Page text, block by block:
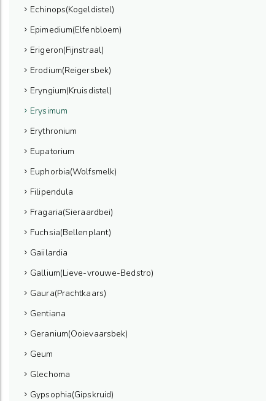
Echinops(Kogeldistel)
Epimedium(Elfenbloem)
Erigeron(Fijnstraal)
Erodium(Reigersbek)
Eryngium(Kruisdistel)
Erysimum
Erythronium
Eupatorium
Euphorbia(Wolfsmelk)
Filipendula
Fragaria(Sieraardbei)
Fuchsia(Bellenplant)
Gaiilardia
Gallium(Lieve-vrouwe-Bedstro)
Gaura(Prachtkaars)
Gentiana
Geranium(Ooievaarsbek)
Geum
Glechoma
Gypsophia(Gipskruid)